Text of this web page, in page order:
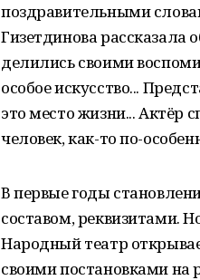
поздравительными
Гизетдинова рассказала
делились своими
особое искусство...
это место жизни... Актёр
человек, как-то по-
В первые годы
составом, реквизитами.
Народный театр
своими постановками на